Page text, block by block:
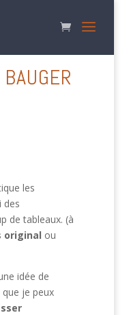
les
des
de tableaux. (à
original ou
idée de
je peux